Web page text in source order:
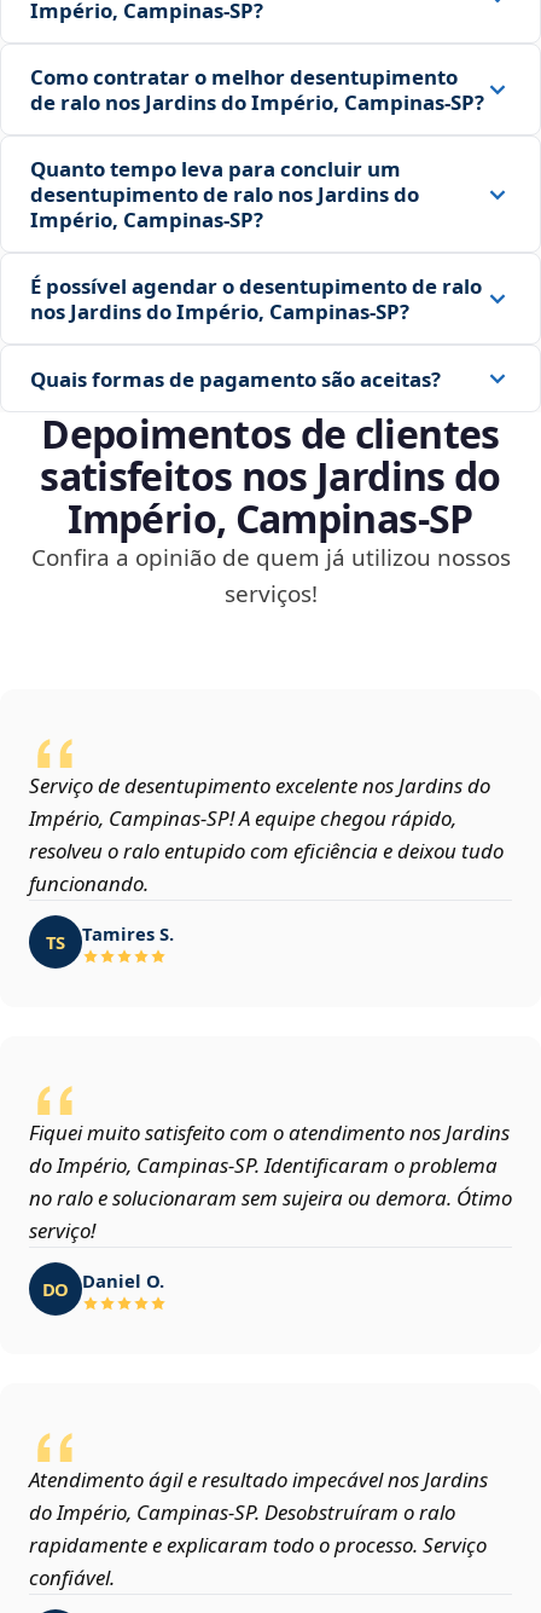
Império, Campinas‑SP?
Como contratar o melhor desentupimento
de ralo nos Jardins do Império, Campinas‑SP?
Quanto tempo leva para concluir um
desentupimento de ralo nos Jardins do
Império, Campinas‑SP?
É possível agendar o desentupimento de ralo
nos Jardins do Império, Campinas‑SP?
Quais formas de pagamento são aceitas?
Depoimentos de clientes
satisfeitos nos Jardins do
Império, Campinas‑SP
Confira a opinião de quem já utilizou nossos
serviços!
Serviço de desentupimento excelente nos Jardins do
Império, Campinas‑SP! A equipe chegou rápido,
resolveu o ralo entupido com eficiência e deixou tudo
funcionando.
TS Tamires S.
Fiquei muito satisfeito com o atendimento nos Jardins
do Império, Campinas‑SP. Identificaram o problema
no ralo e solucionaram sem sujeira ou demora. Ótimo
serviço!
DO Daniel O.
Atendimento ágil e resultado impecável nos Jardins
do Império, Campinas‑SP. Desobstruíram o ralo
rapidamente e explicaram todo o processo. Serviço
confiável.